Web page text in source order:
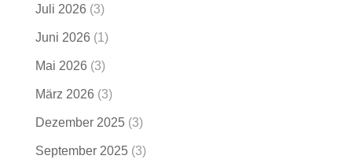
Juli 2026 (3)
Juni 2026 (1)
Mai 2026 (3)
März 2026 (3)
Dezember 2025(3)
September 2025(3)